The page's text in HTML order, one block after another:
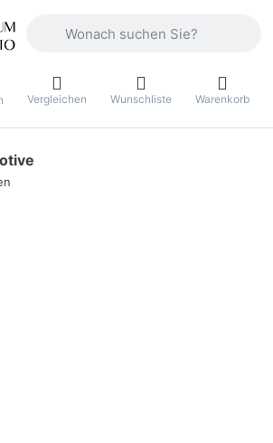
Vergleichen Wunschliste Warenkorb